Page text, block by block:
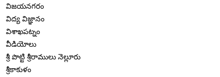
విజయనగరం
విద్య విజ్ఞానం
విశాఖపట్నం
వీడియోలు
శ్రీ పొట్టి శ్రీరాములు నెల్లూరు
శ్రీకాకుళం